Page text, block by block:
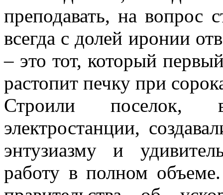
преподавать, на вопрос
всегда с долей иронии
– это тот, который
растопит печку при
Строили поселок,
электростанции,
энтузиазму и
работу в полном